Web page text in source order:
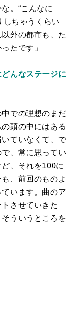
。“こんなに
しちゃうくらい
外の都市も、た
たです」
んなステージに
中での理想のまだ
頭の中にはある
ていなくて、で
、常に思ってい
、それを100に
、前回のものよ
います。曲のア
させていきた
ういうところを